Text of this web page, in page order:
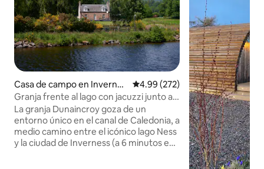
Casa de campo en Invernes
s
Calificación promedio: 4.99 de
4.99 (272)
Granja frente al lago con jacuzzi junto al
lago Ness
La granja Dunaincroy goza de un
entorno único en el canal de Caledonia, a
medio camino entre el icónico lago Ness
y la ciudad de Inverness (a 6 minutos en